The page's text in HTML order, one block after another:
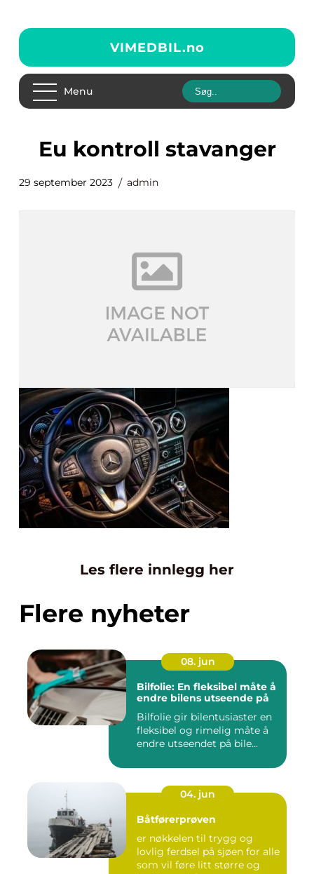
VIMEDBIL.no
Menu
eu kontroll stavanger
29 september 2023 admin
Les flere innlegg her
Flere nyheter
08. jun
Bilfolie: En fleksibel måte å
endre bilens utseende på
Bilfolie gir bilentusiaster en
fleksibel og rimelig måte å
endre utseendet på bile...
04. jun
Båtførerprøven
er nøkkelen til trygg og
lovlig ferdsel på sjøen for alle
som vil føre litt større og